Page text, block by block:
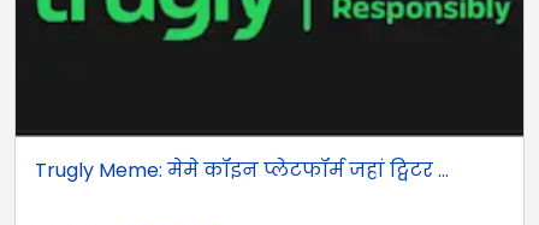
Trugly Meme: मेमे कॉइन प्लेटफॉर्म जहां ट्विटर ...